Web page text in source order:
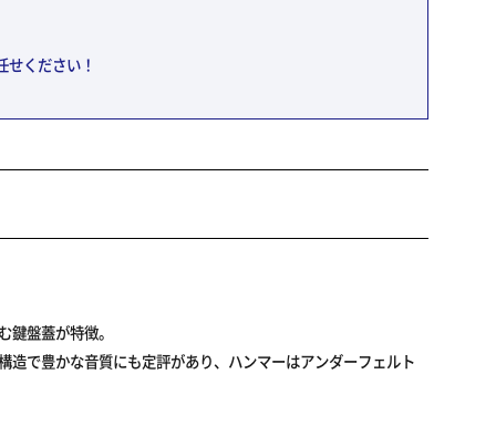
ください！
盤蓋が特徴。
で豊かな音質にも定評があり、ハンマーはアンダーフェルト